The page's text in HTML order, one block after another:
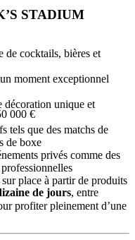
STADIUM
de cocktails, bières et
moment exceptionnel
décoration unique et
tels que des matchs de
de boxe
privés comme des
place à partir de produits
profiter pleinement d’une
un concert
000 €
de jours, entre
chaque franchisé lors
pendant quelques